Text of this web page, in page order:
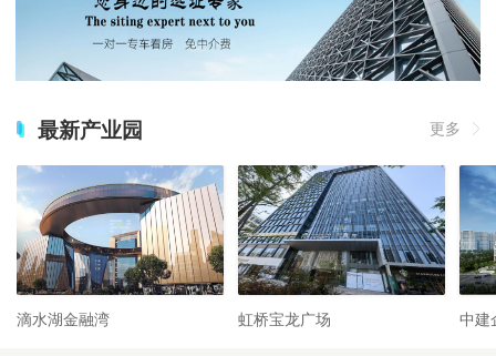
最新产业园 更多
滴水湖金融湾 虹桥宝龙广场 中建